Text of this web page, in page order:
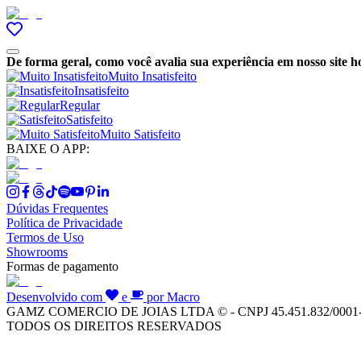
De forma geral, como você avalia sua experiência em nosso site
Muito Insatisfeito
Insatisfeito
Regular
Satisfeito
Muito Satisfeito
BAIXE O APP:
Dúvidas Frequentes
Política de Privacidade
Termos de Uso
Showrooms
Formas de pagamento
Desenvolvido com e
por Macro
GAMZ COMERCIO DE JOIAS LTDA © - CNPJ 45.451.832/
TODOS OS DIREITOS RESERVADOS